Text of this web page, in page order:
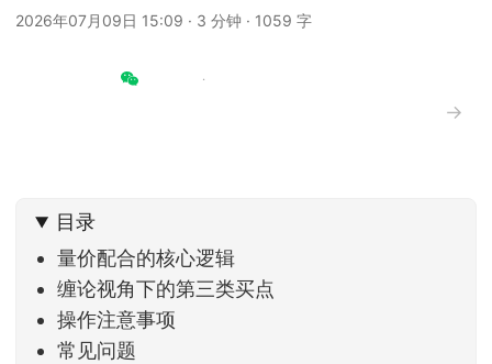
2026年07月09日 15:09 · 3 分钟 · 1059 字
→
目录
量价配合的核心逻辑
缠论视角下的第三类买点
操作注意事项
常见问题